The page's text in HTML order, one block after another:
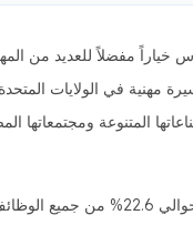
خياراً مفضلاً للعديد من
مهنية في الولايات
المتنوعة ومجتمعاتها
يشغل المهاجرون حوالي 22.6%